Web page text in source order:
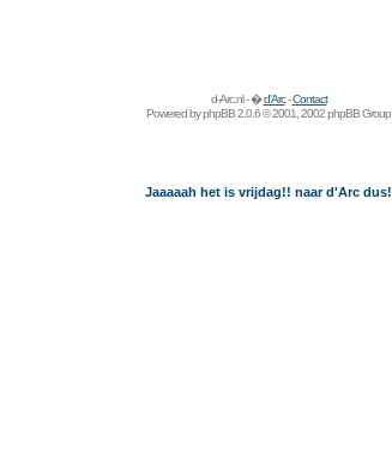
d-Arc.nl - �d'Arc-Contact
Powered byphpBB2.0.6 © 2001, 2002 phpBB Group
Jaaaaah het is vrijdag!! naar d'Arc dus!